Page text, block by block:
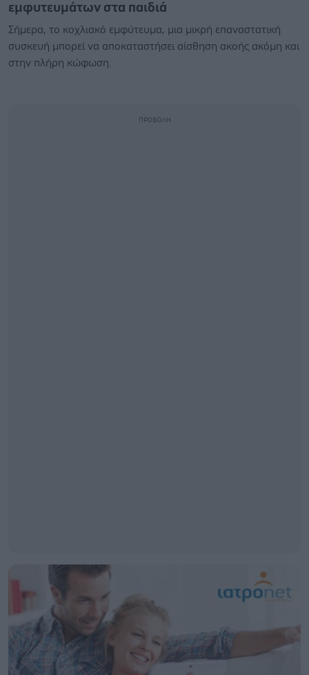
εμφυτευμάτων στα παιδιά
Σήμερα, το κοχλιακό εμφύτευμα, μια μικρή επαναστατική
συσκευή μπορεί να αποκαταστήσει αίσθηση ακοής ακόμη και
στην πλήρη κώφωση.